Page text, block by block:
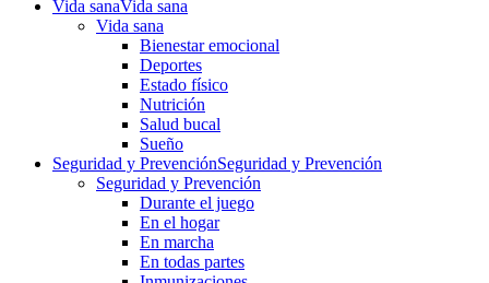
Vida sanaVida sana
Vida sana
Bienestar emocional
Deportes
Estado físico
Nutrición
Salud bucal
Sueño
Seguridad y PrevenciónSeguridad y Prevención
Seguridad y Prevención
Durante el juego
En el hogar
En marcha
En todas partes